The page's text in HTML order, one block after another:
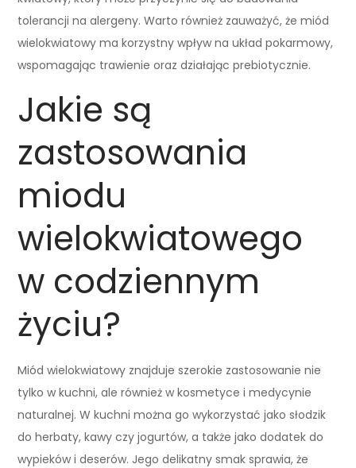
tolerancji na alergeny. Warto również zauważyć, że miód
wielokwiatowy ma korzystny wpływ na układ pokarmowy,
wspomagając trawienie oraz działając prebiotycznie.
Jakie są
zastosowania
miodu
wielokwiatowego
w codziennym
życiu?
Miód wielokwiatowy znajduje szerokie zastosowanie nie
tylko w kuchni, ale również w kosmetyce i medycynie
naturalnej. W kuchni można go wykorzystać jako słodzik
do herbaty, kawy czy jogurtów, a także jako dodatek do
wypieków i deserów. Jego delikatny smak sprawia, że